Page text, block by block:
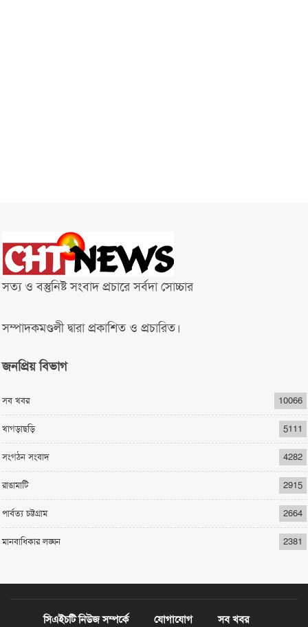
সত্য ও বস্তুনিষ্ট সংবাদ প্রচারে সর্বদা সোচ্চার
সম্পাদকমণ্ডলী দ্বারা প্রকাশিত ও প্রচারিত।
জনপ্রিয় বিভাগ
সব খবর 10066
খাগড়াছড়ি 5111
সংগঠন সংবাদ 4282
রাঙামাটি 2915
পার্বত্য চট্টগ্রাম 2664
মানবাধিকার লঙ্ঘন 2381
সিএইচটি নিউজ সম্পর্কে যোগাযোগ সব খবর